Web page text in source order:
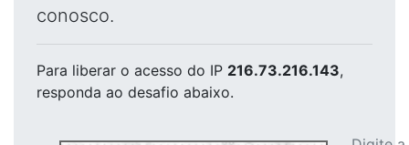
conosco.
Para liberar o acesso do IP 216.73.216.143,
responda ao desafio abaixo.